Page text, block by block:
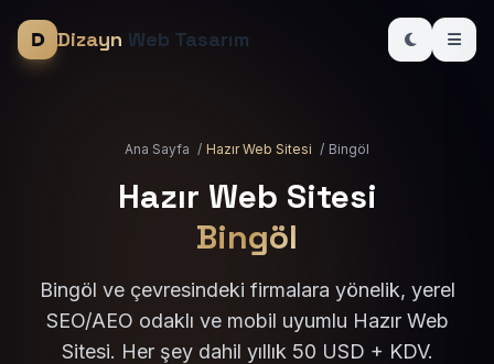
Dizayn Web Tasarım
Ana Sayfa / Hazır Web Sitesi / Bingöl
Hazır Web Sitesi
Bingöl
Bingöl ve çevresindeki firmalara yönelik, yerel
SEO/AEO odaklı ve mobil uyumlu Hazır Web
Sitesi. Her şey dahil yıllık 50 USD + KDV.